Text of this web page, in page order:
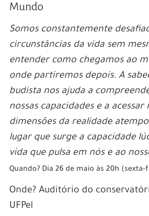
Mundo
Somos constantemente
circunstâncias da vida sem
entender como chegamos ao
onde partiremos depois. A
budista nos ajuda a
nossas capacidades e a
dimensões da realidade
lugar que surge a capacidade
vida que pulsa em nós e ao
Quando? Dia 26 de maio às 20h (sexta-
Onde? Auditório do
UFPel